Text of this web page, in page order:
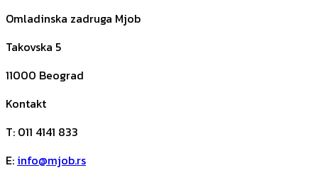
Omladinska zadruga Mjob
Takovska 5
11000 Beograd
Kontakt
T: 011 4141 833
E: info@mjob.rs